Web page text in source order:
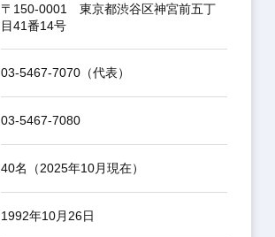
〒150-0001 東京都渋谷区神宮前五丁
目41番14号
03-5467-7070（代表）
03-5467-7080
40名（2025年10月現在）
1992年10月26日